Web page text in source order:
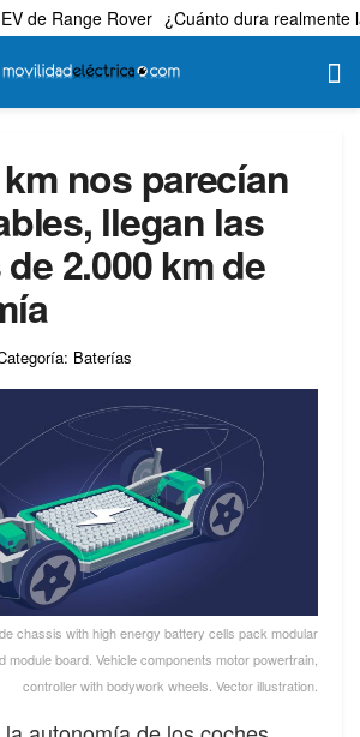
de Range Rover ¿Cuánto dura realmente
nos parecían
llegan las
2.000 km de
Baterías
chassis with high energy battery cells pack modular
module board. Vehicle components motor powertrain,
controller with bodywork wheels. Vector illustration.